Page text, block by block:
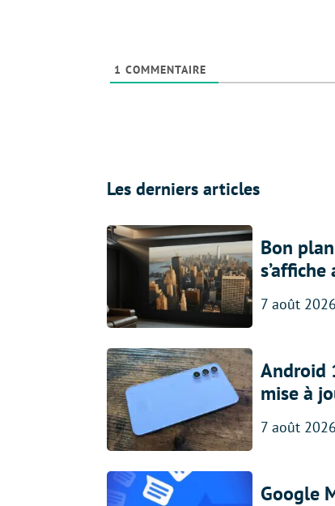
1 COMMENTAIRE
Les derniers articles
Bon
7 août
Android
mise à
7 août
Google